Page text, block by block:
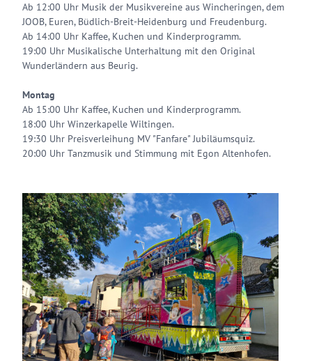
Ab 12:00 Uhr Musik der Musikvereine aus Wincheringen, dem
JOOB, Euren, Büdlich-Breit-Heidenburg und Freudenburg.
Ab 14:00 Uhr Kaffee, Kuchen und Kinderprogramm.
19:00 Uhr Musikalische Unterhaltung mit den Original
Wunderländern aus Beurig.
Montag
Ab 15:00 Uhr Kaffee, Kuchen und Kinderprogramm.
18:00 Uhr Winzerkapelle Wiltingen.
19:30 Uhr Preisverleihung MV "Fanfare" Jubiläumsquiz.
20:00 Uhr Tanzmusik und Stimmung mit Egon Altenhofen.